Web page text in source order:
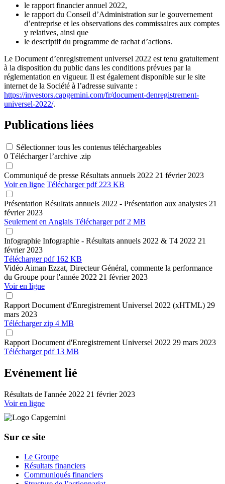
le rapport financier annuel 2022,
le rapport du Conseil d’Administration sur le gouvernement
d’entreprise et les observations des commissaires aux comptes
y relatives, ainsi que
le descriptif du programme de rachat d’actions.
Le Document d’enregistrement universel 2022 est tenu gratuitement
à la disposition du public dans les conditions prévues par la
réglementation en vigueur. Il est également disponible sur le site
internet de la Société à l’adresse suivante :
https://investors.capgemini.com/fr/document-denregistrement-
universel-2022/.
Publications liées
Sélectionner tous les contenus téléchargeables
0 Télécharger l’archive .zip
Communiqué de presse Résultats annuels 2022 21 février 2023
Voir en ligne Téléchargerpdf 223 KB
Présentation Résultats annuels 2022 - Présentation aux analystes 21
février 2023
Seulement en Anglais Téléchargerpdf 2 MB
Infographie Infographie - Résultats annuels 2022 & T4 2022 21
février 2023
Téléchargerpdf 162 KB
Vidéo Aiman Ezzat, Directeur Général, commente la performance
du Groupe pour l'année 2022 21 février 2023
Voir en ligne
Rapport Document d'Enregistrement Universel 2022 (xHTML) 29
mars 2023
Téléchargerzip 4 MB
Rapport Document d'Enregistrement Universel 2022 29 mars 2023
Téléchargerpdf 13 MB
Evénement lié
Résultats de l'année 2022 21 février 2023
Voir en ligne
Sur ce site
Le Groupe
Résultats financiers
Communiqués financiers